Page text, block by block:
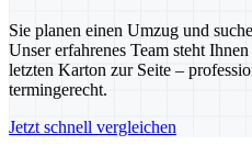
Sie planen einen Umzug und
Unser erfahrenes Team steht
letzten Karton zur Seite –
termingerecht.
Jetzt schnell vergleichen